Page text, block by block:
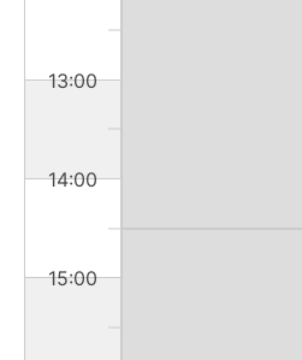
13:00
14:00
15:00